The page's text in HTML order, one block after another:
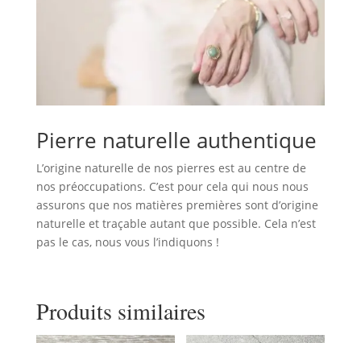
Pierre naturelle authentique
L’origine naturelle de nos pierres est au centre de
nos préoccupations. C’est pour cela qui nous nous
assurons que nos matières premières sont d’origine
naturelle et traçable autant que possible. Cela n’est
pas le cas, nous vous l’indiquons !
Produits similaires